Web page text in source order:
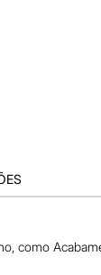
como